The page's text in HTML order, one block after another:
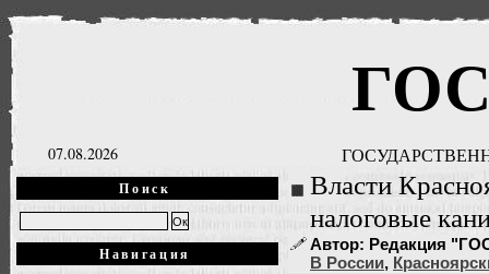
07.08.2026
Поиск
Навигация
Власти
налоговые
Автор: Редакция
В России,